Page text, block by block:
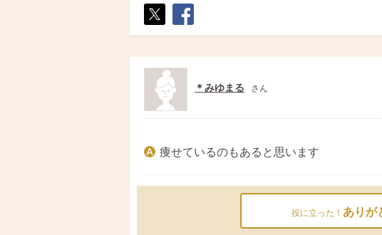
ト
ア
＊みゆまる さん
痩せているのもあると思います
役に立った！ ありが